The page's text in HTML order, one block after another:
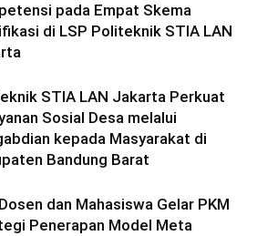
pada Empat Skema
di LSP Politeknik STIA LAN
STIA LAN Jakarta Perkuat
Sosial Desa melalui
kepada Masyarakat di
Bandung Barat
dan Mahasiswa Gelar PKM
Penerapan Model Meta